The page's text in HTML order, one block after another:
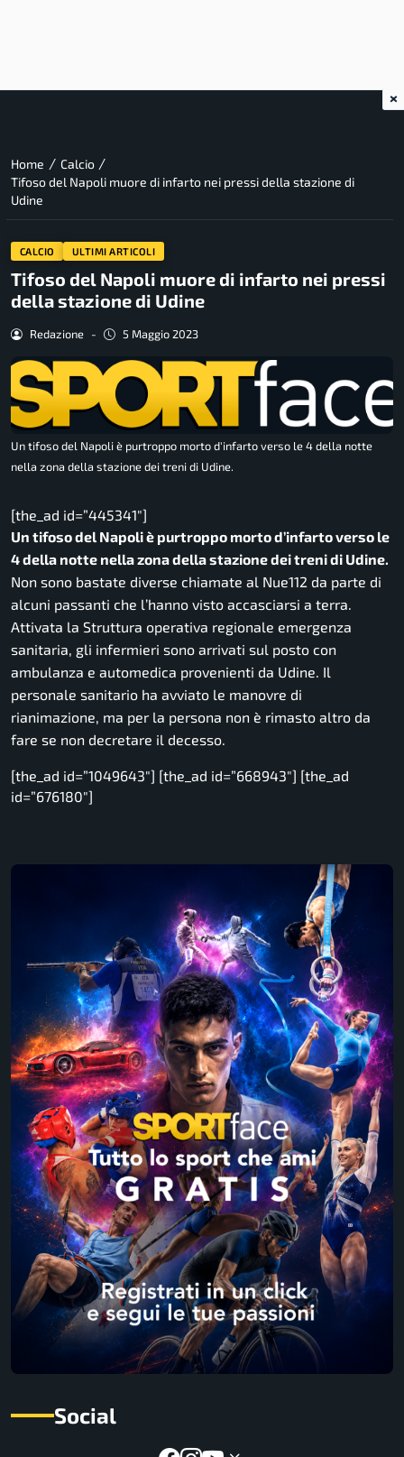
Home / Calcio /
Tifoso del Napoli muore di infarto nei pressi della stazione di
Udine
CALCIO ULTIMI ARTICOLI
Tifoso del Napoli muore di infarto nei pressi
della stazione di Udine
Redazione - 5 Maggio 2023
Un tifoso del Napoli è purtroppo morto d'infarto verso le 4 della notte
nella zona della stazione dei treni di Udine.
[the_ad id=”445341″]
Un tifoso del Napoli è purtroppo morto d’infarto verso le
4 della notte nella zona della stazione dei treni di Udine.
Non sono bastate diverse chiamate al Nue112 da parte di
alcuni passanti che l’hanno visto accasciarsi a terra.
Attivata la Struttura operativa regionale emergenza
sanitaria, gli infermieri sono arrivati sul posto con
ambulanza e automedica provenienti da Udine. Il
personale sanitario ha avviato le manovre di
rianimazione, ma per la persona non è rimasto altro da
fare se non decretare il decesso.
[the_ad id=”1049643″] [the_ad id=”668943″] [the_ad
id=”676180″]
Social
×